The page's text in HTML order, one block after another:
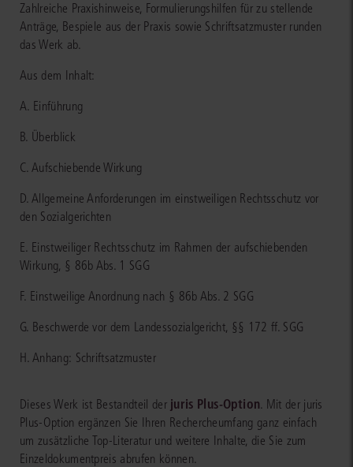
Zahlreiche Praxishinweise, Formulierungshilfen für zu stellende
Anträge, Bespiele aus der Praxis sowie Schriftsatzmuster runden
das Werk ab.
Aus dem Inhalt:
A. Einführung
B. Überblick
C. Aufschiebende Wirkung
D. Allgemeine Anforderungen im einstweiligen Rechtsschutz vor
den Sozialgerichten
E. Einstweiliger Rechtsschutz im Rahmen der aufschiebenden
Wirkung, § 86b Abs. 1 SGG
F. Einstweilige Anordnung nach § 86b Abs. 2 SGG
G. Beschwerde vor dem Landessozialgericht, §§ 172 ff. SGG
H. Anhang: Schriftsatzmuster
Dieses Werk ist Bestandteil der juris Plus-Option. Mit der juris
Plus-Option ergänzen Sie Ihren Rechercheumfang ganz einfach
um zusätzliche Top-Literatur und weitere Inhalte, die Sie zum
Einzeldokumentpreis abrufen können.